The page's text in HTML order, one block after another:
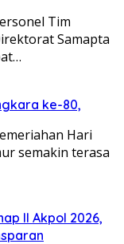
Tim
Samapta
ke-80,
Hari
semakin terasa
II Akpol 2026,